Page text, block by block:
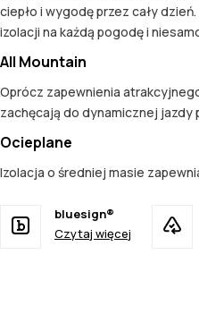
ciepło i wygodę przez cały
izolacji na każdą pogodę i
All Mountain
Oprócz zapewnienia
zachęcają do dynamicznej jazdy
Ocieplane
Izolacja o średniej masie
bluesign®
Czytaj więcej